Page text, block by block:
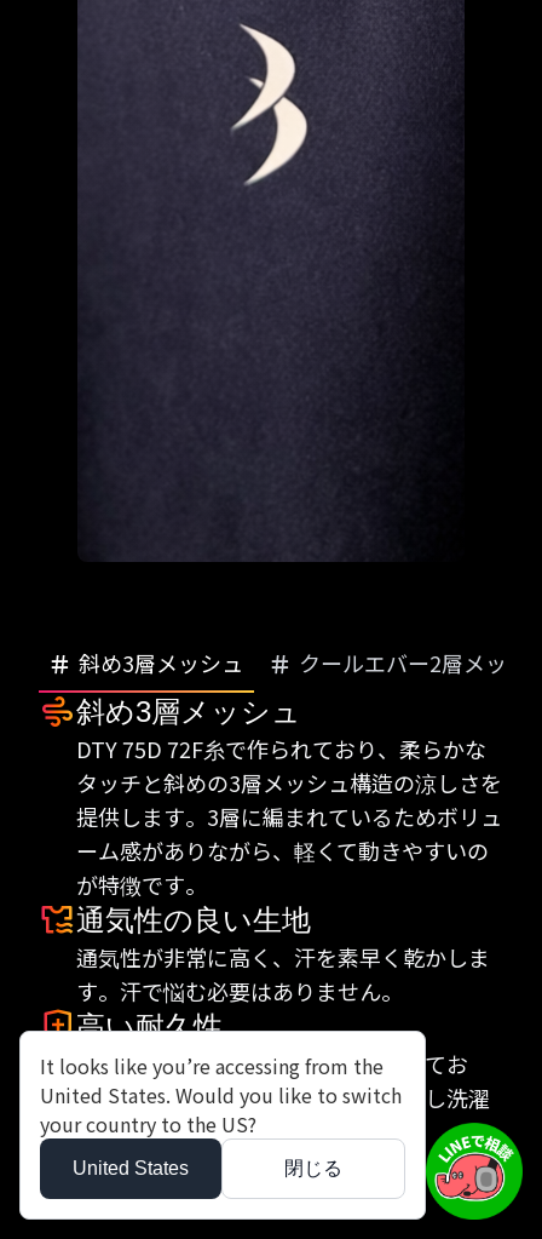
斜め3層メッシュ クールエバー2層メッシ
斜め3層メッシュ
DTY 75D 72F糸で作られており、柔らかな
タッチと斜めの3層メッシュ構造の涼しさを
提供します。3層に編まれているためボリュ
ーム感がありながら、軽くて動きやすいの
が特徴です。
通気性の良い生地
通気性が非常に高く、汗を素早く乾かしま
す。汗で悩む必要はありません。
高い耐久性
高強度のポリエステル繊維で作られてお
り、耐久性に優れています。繰り返し洗濯
や使用しても簡単に変形しません。
クールエバー2層メッシュ
2層メッシュ構造は通気性に優れており、運
動中に発生する熱や汗を素早く排出し、常
に涼しく快適な状態を保ちます。
クールエバー機能技術
クールエバー技術が適用された生地は、汗
を素早く吸収し、すぐに乾燥させる特性を
持っています。不快な湿気から肌を守りま
す。
伸縮性と軽量性
2層メッシュの特徴の一つである優れた伸縮
性により、快適な着心地を提供します。生
地自体が軽量で、運動時に自由な動きを可
能にします。
It looks like you’re accessing from the
United States. Would you like to switch
your country to the US?
United States 閉じる